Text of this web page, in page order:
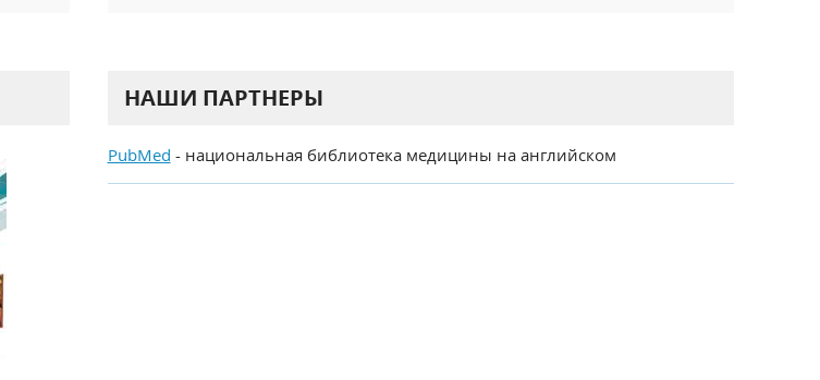
НАШИ ПАРТНЕРЫ
PubMed - национальная библиотека медицины на английском